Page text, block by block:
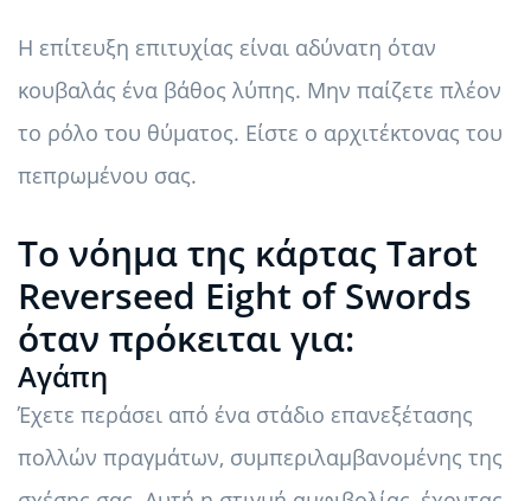
Η επίτευξη επιτυχίας είναι αδύνατη όταν
κουβαλάς ένα βάθος λύπης. Μην παίζετε πλέον
το ρόλο του θύματος. Είστε ο αρχιτέκτονας του
πεπρωμένου σας.
Το νόημα της κάρτας Tarot
Reverseed Eight of Swords
όταν πρόκειται για:
Αγάπη
Έχετε περάσει από ένα στάδιο επανεξέτασης
πολλών πραγμάτων, συμπεριλαμβανομένης της